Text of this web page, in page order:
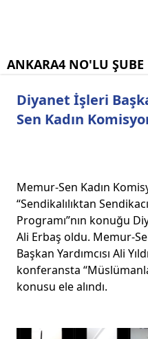
ANKARA4 NO'LU ŞUBE
Diyanet İşleri
Sen Kadın
Memur-Sen Kadın
“Sendikalılıktan
Programı”nın konuğu
Ali Erbaş oldu. Memur-
Başkan Yardımcısı Ali
konferansta
konusu ele alındı.